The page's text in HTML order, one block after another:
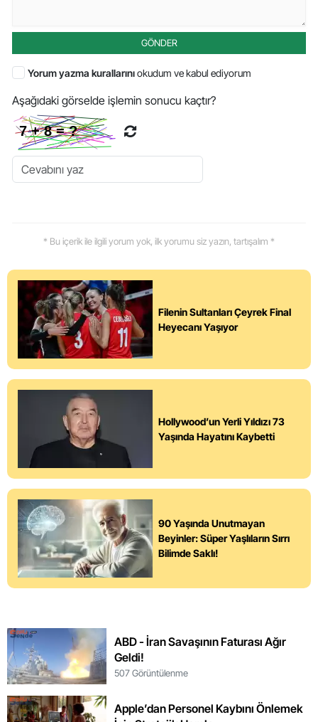
GÖNDER
Yorum yazma kurallarınıokudum ve kabul ediyorum
Aşağıdaki görselde işlemin sonucu kaçtır?
* Bu içerik ile ilgili yorum yok, ilk yorumu siz yazın, tartışalım *
Filenin Sultanları Çeyrek Final
Heyecanı Yaşıyor
Hollywood’un Yerli Yıldızı 73
Yaşında Hayatını Kaybetti
90 Yaşında Unutmayan
Beyinler: Süper Yaşlıların Sırrı
Bilimde Saklı!
ABD - İran Savaşının Faturası Ağır
Geldi!
507 Görüntülenme
Apple’dan Personel Kaybını Önlemek